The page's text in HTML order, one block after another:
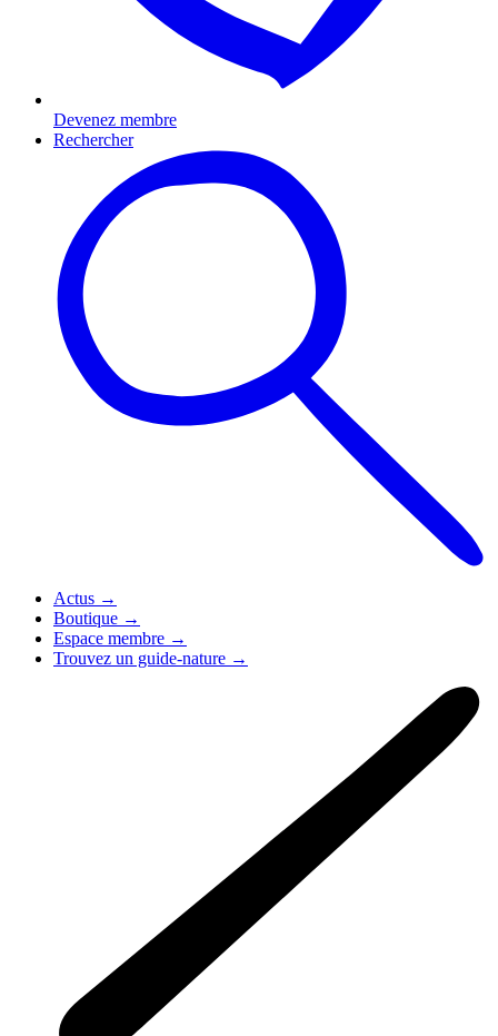
Devenez membre
Rechercher
Actus →
Boutique →
Espace membre →
Trouvez un guide-nature →